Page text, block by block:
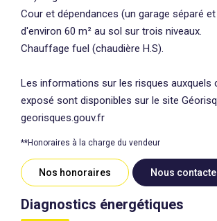
Cour et dépendances (un garage séparé
d'environ 60 m² au sol sur trois niveaux.
Chauffage fuel (chaudière H.S).
Les informations sur les risques auxquels
exposé sont disponibles sur le site
georisques.gouv.fr
**Honoraires à la charge du vendeur
Nos honoraires Nous
Diagnostics énergétiques